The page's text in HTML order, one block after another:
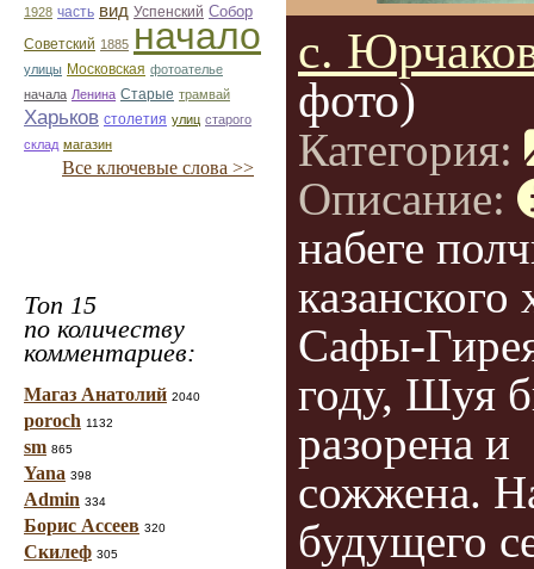
1928 часть вид Успенский Собор
Советский 1885 начало
улицы Московская фотоателье
начала Ленина Старые трамвай
Харьков столетия улиц старого
склад магазин
Все ключевые слова >>
Топ 15
по количеству
комментариев:
Магаз Анатолий 2040
poroch 1132
sm 865
Yana 398
Admin 334
Борис Ассеев 320
Скилеф 305
с.
фото)
Категория:
Описание:
набеге
казанского
Сафы-
году, Шуя
разорена и
сожжена.
будущего